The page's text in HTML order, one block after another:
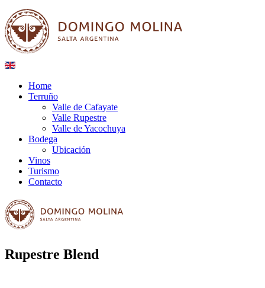
Home
Terruño
Valle de Cafayate
Valle Rupestre
Valle de Yacochuya
Bodega
Ubicación
Vinos
Turismo
Contacto
Rupestre Blend